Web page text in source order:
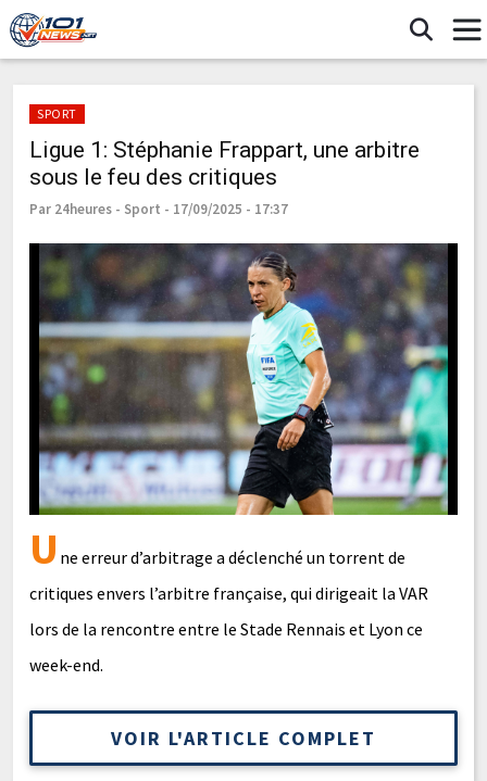
SPORT
Ligue 1: Stéphanie Frappart, une arbitre
sous le feu des critiques
Par 24heures - Sport - 17/09/2025 - 17:37
Une erreur d’arbitrage a déclenché un torrent de
critiques envers l’arbitre française, qui dirigeait la VAR
lors de la rencontre entre le Stade Rennais et Lyon ce
week-end.
VOIR L'ARTICLE COMPLET